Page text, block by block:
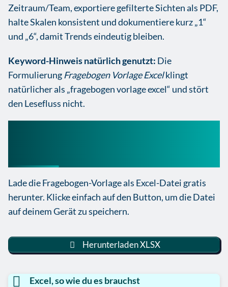
Zeitraum/Team, exportiere gefilterte Sichten als PDF,
halte Skalen konsistent und dokumentiere kurz „1“
und „6“, damit Trends eindeutig bleiben.
Keyword-Hinweis natürlich genutzt: Die
Formulierung Fragebogen Vorlage Excelklingt
natürlicher als „fragebogen vorlage excel“ und stört
den Lesefluss nicht.
Lade die Fragebogen-Vorlage als Excel-Datei gratis
herunter. Klicke einfach auf den Button, um die Datei
auf deinem Gerät zu speichern.
Herunterladen XLSX
Excel, so wie du es brauchst